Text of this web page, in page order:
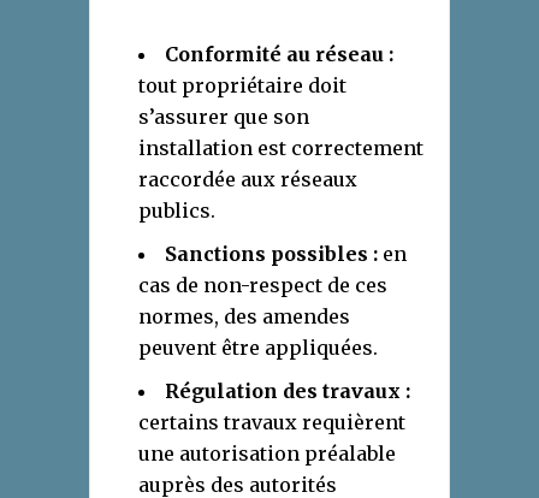
Conformité au réseau :
tout propriétaire doit
s’assurer que son
installation est correctement
raccordée aux réseaux
publics.
Sanctions possibles : en
cas de non-respect de ces
normes, des amendes
peuvent être appliquées.
Régulation des travaux :
certains travaux requièrent
une autorisation préalable
auprès des autorités